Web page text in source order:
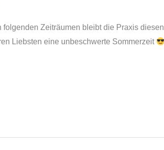
folgenden Zeiträumen bleibt die Praxis diesen
Liebsten eine unbeschwerte Sommerzeit